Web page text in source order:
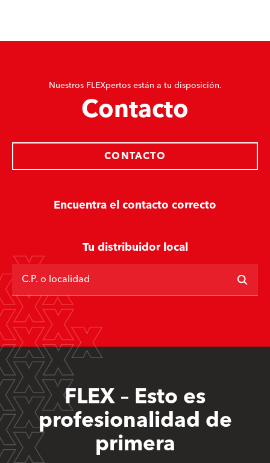
Nuestros FLEXpertos están a tu disposición.
Contacto
Encuentra el contacto correcto
CONTACTO
Tu distribuidor local
C.P. o localidad
FLEX – Esto es
profesionalidad de
primera